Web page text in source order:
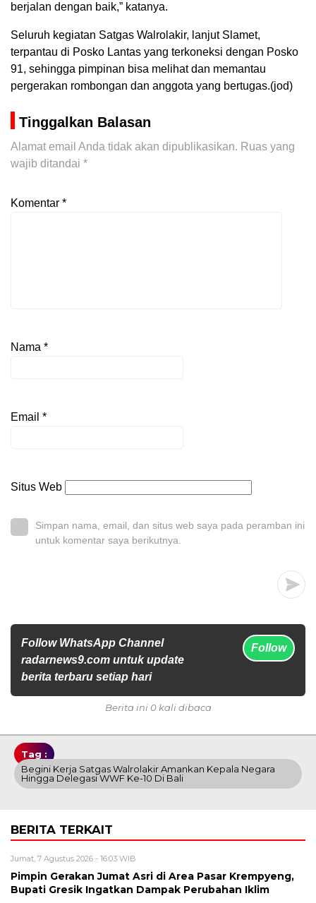
berjalan dengan baik,” katanya.
Seluruh kegiatan Satgas Walrolakir, lanjut Slamet,
terpantau di Posko Lantas yang terkoneksi dengan Posko
91, sehingga pimpinan bisa melihat dan memantau
pergerakan rombongan dan anggota yang bertugas.(jod)
Tinggalkan Balasan
Alamat email Anda tidak akan dipublikasikan. Ruas yang
wajib ditandai *
Komentar *
Nama *
Email *
Situs Web
Simpan nama, email, dan situs web saya pada peramban ini
untuk komentar saya berikutnya.
Follow WhatsApp Channel
radarnews9.com untuk update
berita terbaru setiap hari
Follow
Berita ini 0 kali dibaca
Tag :
Begini Kerja Satgas Walrolakir Amankan Kepala Negara
Hingga Delegasi WWF Ke-10 Di Bali
BERITA TERKAIT
Jumat, 7 Agustus 2026 - 16:03 WIB
Pimpin Gerakan Jumat Asri di Area Pasar Krempyeng,
Bupati Gresik Ingatkan Dampak Perubahan Iklim